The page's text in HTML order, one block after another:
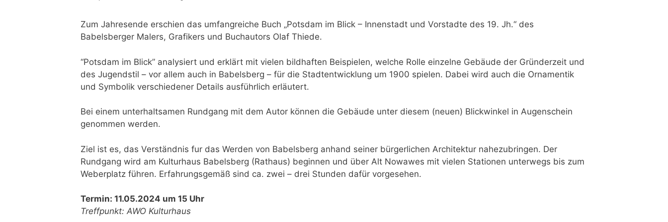
Zum Jahresende erschien das umfangreiche Buch „Potsdam im Blick – Innenstadt und Vorstadte des 19. Jh.“ des
Babelsberger Malers, Grafikers und Buchautors Olaf Thiede.
“Potsdam im Blick” analysiert und erklärt mit vielen bildhaften Beispielen, welche Rolle einzelne Gebäude der Gründerzeit und
des Jugendstil – vor allem auch in Babelsberg – für die Stadtentwicklung um 1900 spielen. Dabei wird auch die Ornamentik
und Symbolik verschiedener Details ausführlich erläutert.
Bei einem unterhaltsamen Rundgang mit dem Autor können die Gebäude unter diesem (neuen) Blickwinkel in Augenschein
genommen werden.
Ziel ist es, das Verständnis fur das Werden von Babelsberg anhand seiner bürgerlichen Architektur nahezubringen. Der
Rundgang wird am Kulturhaus Babelsberg (Rathaus) beginnen und über Alt Nowawes mit vielen Stationen unterwegs bis zum
Weberplatz führen. Erfahrungsgemäß sind ca. zwei – drei Stunden dafür vorgesehen.
Termin: 11.05.2024 um 15 Uhr
Treffpunkt: AWO Kulturhaus